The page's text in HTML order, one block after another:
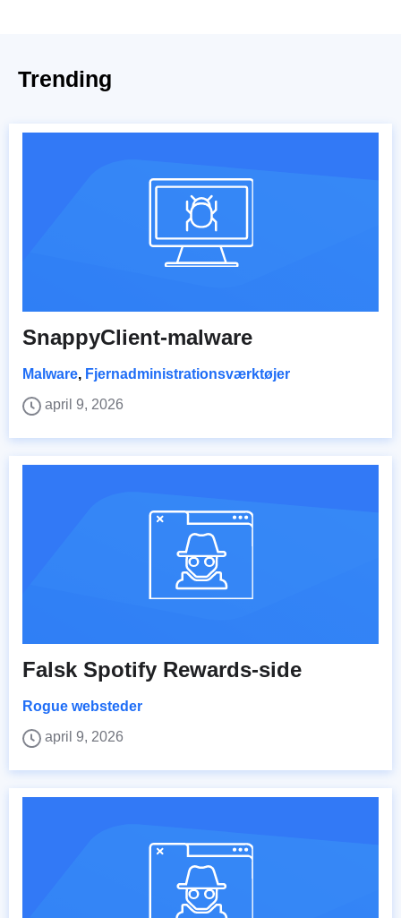
Trending
SnappyClient-malware
Malware, Fjernadministrationsværktøjer
april 9, 2026
Falsk Spotify Rewards-side
Rogue websteder
april 9, 2026